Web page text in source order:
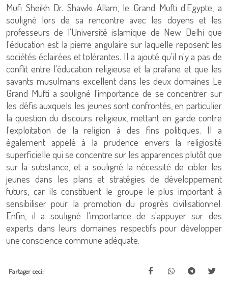
Mufi Sheikh Dr. Shawki Allam, le Grand Mufti d'Egypte, a
souligné lors de sa rencontre avec les doyens et les
professeurs de l'Université islamique de New Delhi que
l'éducation est la pierre angulaire sur laquelle reposent les
sociétés éclairées et tolérantes. Il a ajouté qu'il n'y a pas de
conflit entre l'éducation religieuse et la prafane et que les
savants musulmans excellent dans les deux domaines Le
Grand Mufti a souligné l'importance de se concentrer sur
les défis auxquels les jeunes sont confrontés, en particulier
la question du discours religieux, mettant en garde contre
l'exploitation de la religion à des fins politiques. Il a
également appelé à la prudence envers la religiosité
superficielle qui se concentre sur les apparences plutôt que
sur la substance, et a souligné la nécessité de cibler les
jeunes dans les plans et stratégies de développement
futurs, car ils constituent le groupe le plus important à
sensibiliser pour la promotion du progrès civilisationnel.
Enfin, il a souligné l'importance de s'appuyer sur des
experts dans leurs domaines respectifs pour développer
une conscience commune adéquate.
Partager ceci: